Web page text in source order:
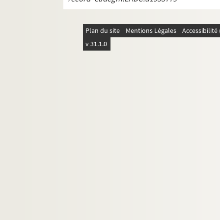
Plan du site Mentions Légales
v 31.1.0